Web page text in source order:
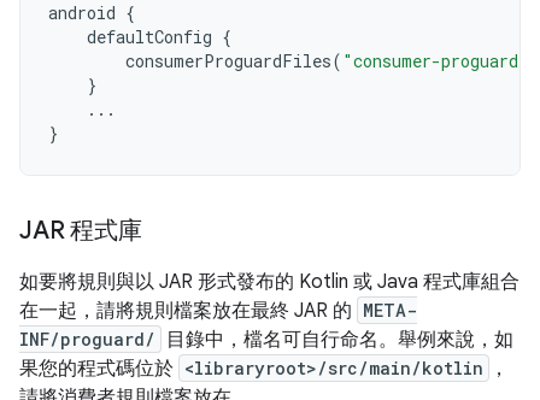
android {
defaultConfig {
consumerProguardFiles( "consumer-
}
...
}
JAR 程式庫
如要將規則與以 JAR 形式發布的 Kotlin 或 Java 程式庫組合
在一起，請將規則檔案放在最終 JAR 的 META-
INF/proguard/
目錄中，檔名可自行命名。舉例來說，如
果您的程式碼位於 <libraryroot>/src/main/kotlin
，